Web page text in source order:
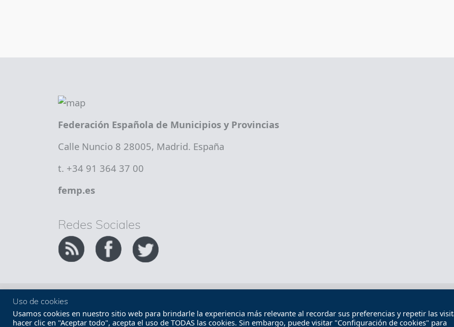
Federación Española de Municipios y Provincias
Calle Nuncio 8 28005, Madrid. España
t. +34 91 364 37 00
femp.es
Redes Sociales
Contacto
Uso de cookies
Usamos cookies en nuestro sitio web para brindarle la experiencia más relevante al recordar sus preferencias y repetir las
hacer clic en "Aceptar todo", acepta el uso de TODAS las cookies. Sin embargo, puede visitar "Configuración de cookies" para